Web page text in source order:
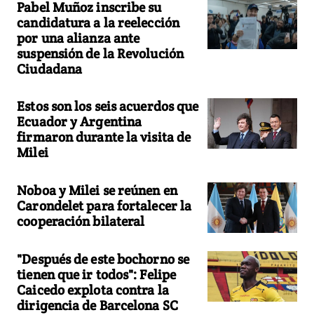
Pabel Muñoz inscribe su
candidatura a la reelección
por una alianza ante
suspensión de la Revolución
Ciudadana
Estos son los seis acuerdos que
Ecuador y Argentina
firmaron durante la visita de
Milei
Noboa y Milei se reúnen en
Carondelet para fortalecer la
cooperación bilateral
"Después de este bochorno se
tienen que ir todos": Felipe
Caicedo explota contra la
dirigencia de Barcelona SC